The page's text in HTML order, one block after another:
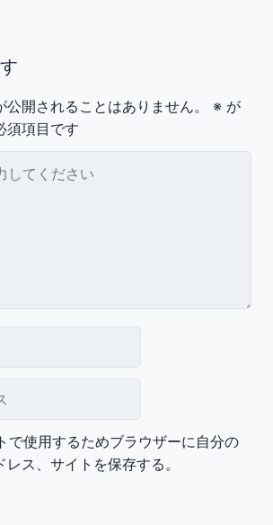
公開されることはありません。 ※ が
須項目です
で使用するためブラウザーに自分の
ス、サイトを保存する。